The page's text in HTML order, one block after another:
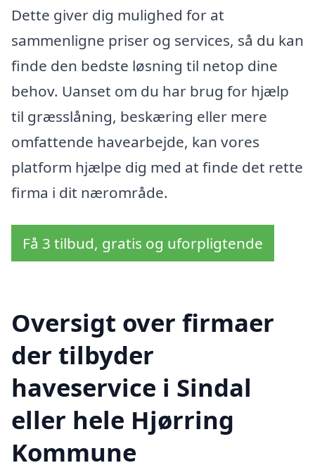
Dette giver dig mulighed for at
sammenligne priser og services, så du kan
finde den bedste løsning til netop dine
behov. Uanset om du har brug for hjælp
til græsslåning, beskæring eller mere
omfattende havearbejde, kan vores
platform hjælpe dig med at finde det rette
firma i dit nærområde.
Få 3 tilbud, gratis og uforpligtende
Oversigt over firmaer
der tilbyder
haveservice i Sindal
eller hele Hjørring
Kommune